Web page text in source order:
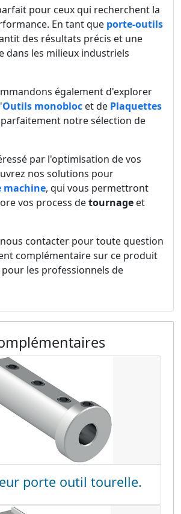
pour ceux qui recherchent la
En tant que porte-outils
des résultats précis et une
dans les milieux industriels
également d'explorer
Outils monobloc et de Plaquettes
notre sélection de
par l'optimisation de vos
nos solutions pour
machine, qui vous permettront
vos process detournage et
contacter pour toute question
complémentaire sur ce produit
les professionnels de
porte outil tourelle.